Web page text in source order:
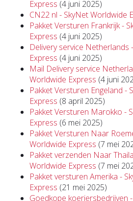
Express (4 juni 2025)
CN22 nl - SkyNet Worldwide
Pakket Versturen Frankrijk -
Express (4 juni 2025)
Delivery service Netherlands
Express (4 juni 2025)
Mail Delivery service
Worldwide Express (4 juni
Pakket Versturen Engeland -
Express (8 april 2025)
Pakket Versturen Marokko -
Express (6 mei 2025)
Pakket Versturen Naar
Worldwide Express (7 mei
Pakket verzenden Naar
Worldwide Express (7 mei
Pakket versturen Amerika -
Express (21 mei 2025)
Goedkope koeriersbedrijven